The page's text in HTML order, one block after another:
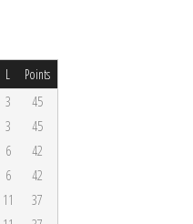
L Points
3
45
3
45
6
42
6
42
11
37